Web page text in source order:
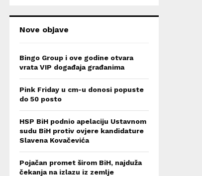
Nove objave
Bingo Group i ove godine otvara
vrata VIP događaja građanima
Pink Friday u cm-u donosi popuste
do 50 posto
HSP BiH podnio apelaciju Ustavnom
sudu BiH protiv ovjere kandidature
Slavena Kovačevića
Pojačan promet širom BiH, najduža
čekanja na izlazu iz zemlje